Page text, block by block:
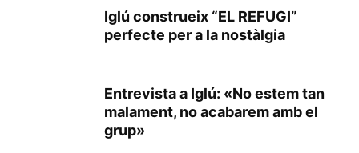
Iglú construeix “EL REFUGI”
perfecte per a la nostàlgia
Entrevista a Iglú: «No estem tan
malament, no acabarem amb el
grup»